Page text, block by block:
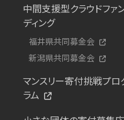
中間支援型クラウドファ
ディング
福井県共同募金会
新潟県共同募金会
マンスリー寄付挑戦プロ
ラム